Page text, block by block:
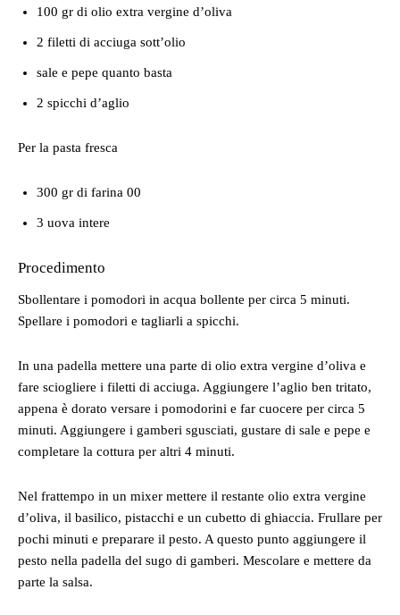
100 gr di olio extra vergine d’oliva
2 filetti di acciuga sott’olio
sale e pepe quanto basta
2 spicchi d’aglio
Per la pasta fresca
300 gr di farina 00
3 uova intere
Procedimento
Sbollentare i pomodori in acqua bollente per circa 5 minuti.
Spellare i pomodori e tagliarli a spicchi.
In una padella mettere una parte di olio extra vergine d’oliva e
fare sciogliere i filetti di acciuga. Aggiungere l’aglio ben tritato,
appena è dorato versare i pomodorini e far cuocere per circa 5
minuti. Aggiungere i gamberi sgusciati, gustare di sale e pepe e
completare la cottura per altri 4 minuti.
Nel frattempo in un mixer mettere il restante olio extra vergine
d’oliva, il basilico, pistacchi e un cubetto di ghiaccia. Frullare per
pochi minuti e preparare il pesto. A questo punto aggiungere il
pesto nella padella del sugo di gamberi. Mescolare e mettere da
parte la salsa.